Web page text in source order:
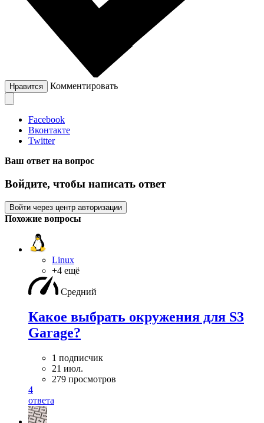
Нравится Комментировать
Facebook
Вконтакте
Twitter
Ваш ответ на вопрос
Войдите, чтобы написать ответ
Войти через центр авторизации
Похожие вопросы
Linux
+4 ещё
Средний
Какое выбрать окружения для S3
Garage?
1 подписчик
21 июл.
279 просмотров
4
ответа